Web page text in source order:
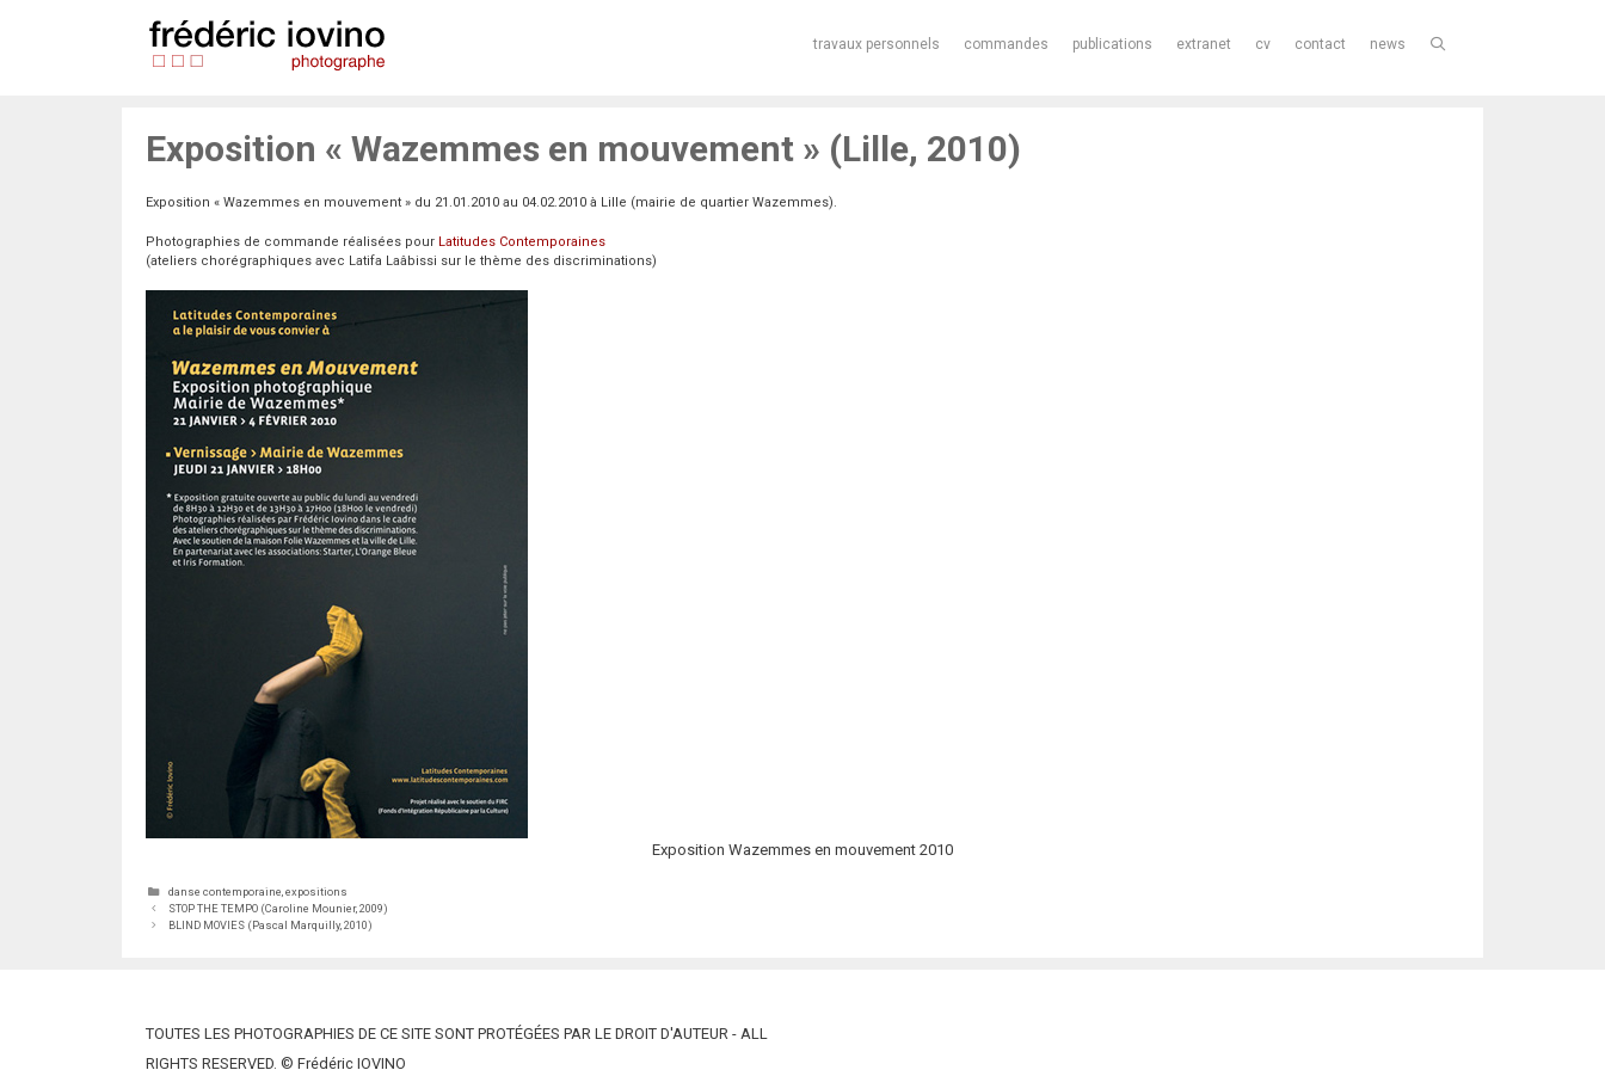
travaux personnels commandes publications extranet cv contact news
Exposition « Wazemmes en mouvement » (Lille, 2010)
Exposition « Wazemmes en mouvement » du 21.01.2010 au 04.02.2010 à Lille (mairie de quartier Wazemmes).
Photographies de commande réalisées pour Latitudes Contemporaines
(ateliers chorégraphiques avec Latifa Laâbissi sur le thème des discriminations)
Exposition Wazemmes en mouvement 2010
Catégories
danse contemporaine expositions
STOP THE TEMPO (Caroline Mounier, 2009)
BLIND MOVIES (Pascal Marquilly, 2010)
TOUTES LES PHOTOGRAPHIES DE CE SITE SONT PROTÉGÉES PAR LE DROIT D'AUTEUR - ALL
RIGHTS RESERVED. © Frédéric IOVINO